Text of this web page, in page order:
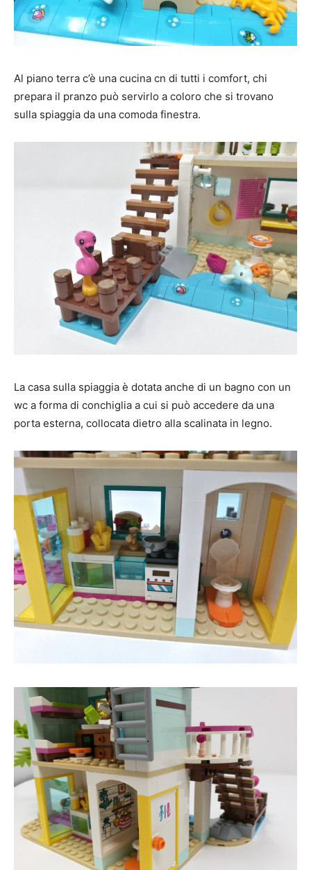
Al piano terra c’è una cucina cn di tutti i comfort, chi
prepara il pranzo può servirlo a coloro che si trovano
sulla spiaggia da una comoda finestra.
La casa sulla spiaggia è dotata anche di un bagno con un
wc a forma di conchiglia a cui si può accedere da una
porta esterna, collocata dietro alla scalinata in legno.